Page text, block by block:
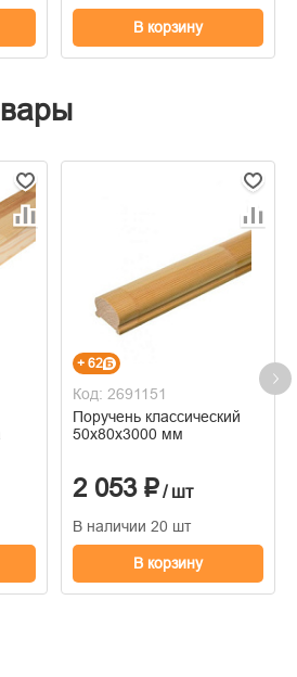
В корзину
+ 62
Код: 2691151
Поручень классический
50х80х3000 мм
2 053 ₽/ шт
В наличии 20 шт
В корзину